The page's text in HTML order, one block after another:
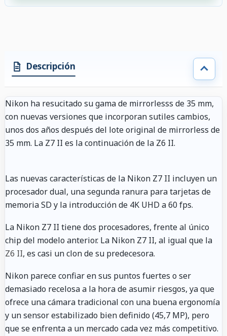
Descripción
Nikon ha resucitado su gama de mirrorlesss de 35 mm,
con nuevas versiones que incorporan sutiles cambios,
unos dos años después del lote original de mirrorless de
35 mm. La Z7 II es la continuación de la Z6 II.
Las nuevas características de la Nikon Z7 II incluyen un
procesador dual, una segunda ranura para tarjetas de
memoria SD y la introducción de 4K UHD a 60 fps.
La Nikon Z7 II tiene dos procesadores, frente al único
chip del modelo anterior. La Nikon Z7 II, al igual que la
Z6 II, es casi un clon de su predecesora.
Nikon parece confiar en sus puntos fuertes o ser
demasiado recelosa a la hora de asumir riesgos, ya que
ofrece una cámara tradicional con una buena ergonomía
y un sensor estabilizado bien definido (45,7 MP), pero
que se enfrenta a un mercado cada vez más competitivo.